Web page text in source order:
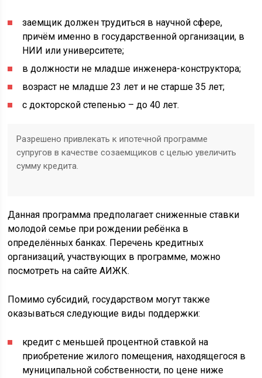
заемщик должен трудиться в научной сфере,
причём именно в государственной организации, в
НИИ или университете;
в должности не младше инженера-конструктора;
возраст не младше 23 лет и не старше 35 лет;
с докторской степенью – до 40 лет.
Разрешено привлекать к ипотечной программе
супругов в качестве созаемщиков с целью увеличить
сумму кредита.
Данная программа предполагает сниженные ставки
молодой семье при рождении ребёнка в
определённых банках. Перечень кредитных
организаций, участвующих в программе, можно
посмотреть на сайте АИЖК.
Помимо субсидий, государством могут также
оказываться следующие виды поддержки:
кредит с меньшей процентной ставкой на
приобретение жилого помещения, находящегося в
муниципальной собственности, по цене ниже